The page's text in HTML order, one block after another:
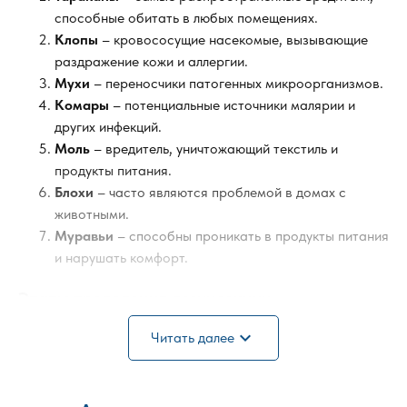
способные обитать в любых помещениях.
Клопы – кровососущие насекомые, вызывающие
раздражение кожи и аллергии.
Мухи – переносчики патогенных микроорганизмов.
Комары – потенциальные источники малярии и
других инфекций.
Моль – вредитель, уничтожающий текстиль и
продукты питания.
Блохи – часто являются проблемой в домах с
животными.
Муравьи – способны проникать в продукты питания
и нарушать комфорт.
Осмотр и диагностика. Наши специалисты
тщательно изучают объект, чтобы определить виды
Читать далее expand_more